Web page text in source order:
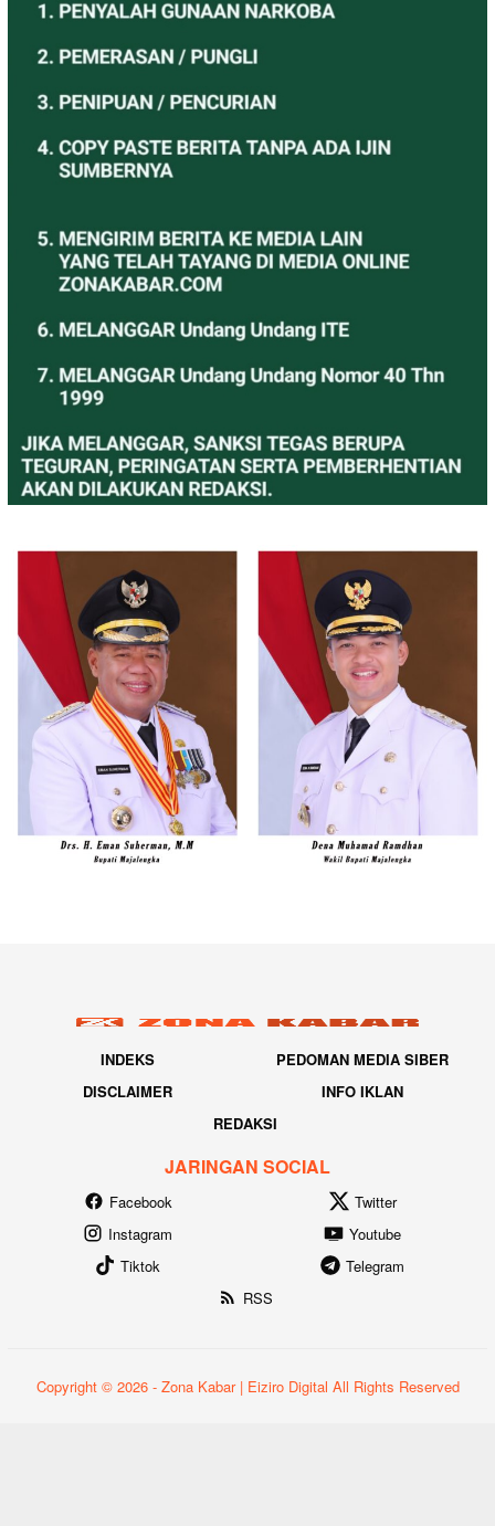
INDEKS
PEDOMAN MEDIA SIBER
DISCLAIMER
INFO IKLAN
REDAKSI
JARINGAN SOCIAL
Facebook
Twitter
Instagram
Youtube
Tiktok
Telegram
RSS
Copyright © 2026 - Zona Kabar | Eiziro Digital All Rights Reserved